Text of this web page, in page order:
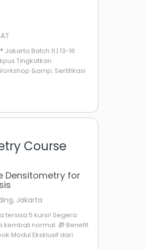
Batch 11 | 13-16
Tingkatkan
&amp; Sertifikasi
Course
Densitometry for
Jakarta
tersisa 5 kursi! Segera
normal. 🎁 Benefit
Modul Eksklusif dari